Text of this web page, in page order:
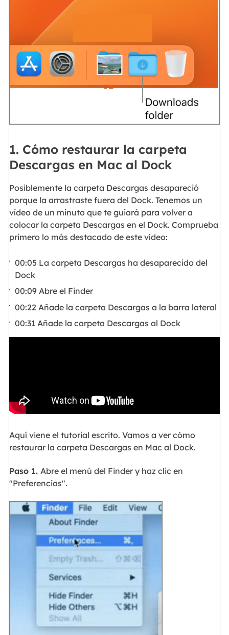
1. Cómo restaurar la carpeta
Descargas en Mac al Dock
Posiblemente la carpeta Descargas desapareció
porque la arrastraste fuera del Dock. Tenemos un
vídeo de un minuto que te guiará para volver a
colocar la carpeta Descargas en el Dock. Comprueba
primero lo más destacado de este vídeo:
00:05 La carpeta Descargas ha desaparecido del
Dock
00:09 Abre el Finder
00:22 Añade la carpeta Descargas a la barra lateral
00:31 Añade la carpeta Descargas al Dock
Aquí viene el tutorial escrito. Vamos a ver cómo
restaurar la carpeta Descargas en Mac al Dock.
Paso 1. Abre el menú del Finder y haz clic en
"Preferencias".